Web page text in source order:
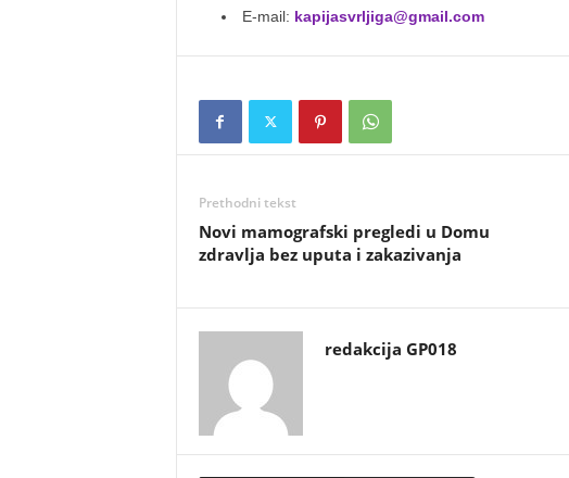
E-mail: kapijasvrljiga@gmail.com
Prethodni tekst
Novi mamografski pregledi u Domu
zdravlja bez uputa i zakazivanja
redakcija GP018